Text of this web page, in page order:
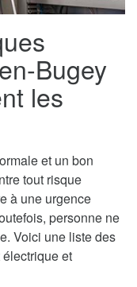
Bugey
les
et un bon
tout risque
à une urgence
personne ne
Voici une liste des
et